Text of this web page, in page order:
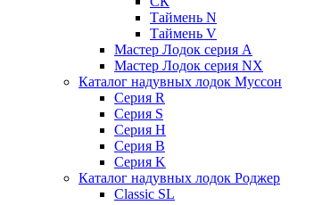
Таймень N
Таймень V
Мастер Лодок серия А
Мастер Лодок серия NX
Каталог надувных лодок Муссон
Серия R
Серия S
Серия H
Серия B
Серия K
Каталог надувных лодок Роджер
Classic SL